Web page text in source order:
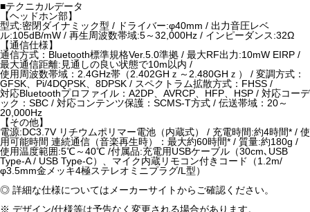
■テクニカルデータ
【ヘッドホン部】
型式:密閉ダイナミック型 / ドライバー:φ40mm / 出力音圧レベ
ル:105dB/mW / 再生周波数帯域:5～32,000Hz / インピーダンス:32Ω
【通信仕様】
通信方式：Bluetooth標準規格Ver.5.0準拠 / 最大RF出力:10mW EIRP /
最大通信距離:見通しの良い状態で10m以内 /
使用周波数帯域：2.4GHz帯（2.402GHｚ～2.480GHｚ） / 変調方式：
GFSK、Pi/4DQPSK、8DPSK / スペクトラム拡散方式：FHSS /
対応Bluetoothプロファイル：A2DP、AVRCP、HFP、HSP / 対応コーデ
ック：SBC / 対応コンテンツ保護：SCMS-T方式 / 伝送帯域：20～
20,000Hz
【その他】
電源:DC3.7V リチウムポリマー電池（内蔵式） / 充電時間:約4時間* / 使
用可能時間 連続通信（音楽再生時）：最大約60時間* / 質量:約180g /
使用温度範囲:5℃～40℃ /付属品:充電用USBケーブル（30cm､USB
Type-A / USB Type-C）、マイク内蔵リモコン付きコード（1.2m/
φ3.5mm金メッキ4極ステレオミニプラグ/L型）
◎ 詳細な仕様についてはメーカーサイトからご確認ください。
※ デザイン/仕様等は予告なく変更される場合があります。